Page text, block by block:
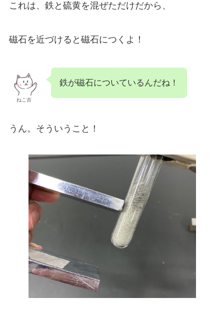
これは、鉄と硫黄を混ぜただけだから、
磁石を近づけると磁石につくよ！
ねこ吉
鉄が磁石についているんだね！
うん。そういうこと！